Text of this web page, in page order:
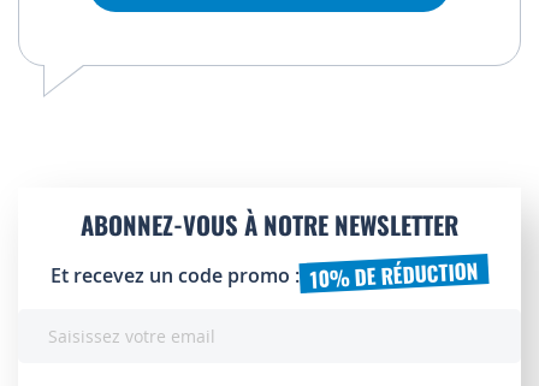
ABONNEZ-VOUS À NOTRE NEWSLETTER
Et recevez un code promo : 10% DE RÉDUCTION